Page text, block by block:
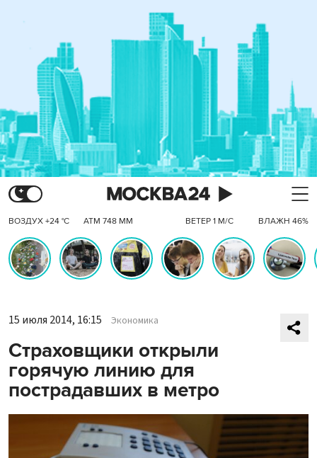
ВОЗДУХ +24 °C АТМ 748 ММ ВЕТЕР 1 М/С ВЛАЖН 46%
15 июля 2014, 16:15 Экономика
Страховщики открыли
горячую линию для
пострадавших в метро